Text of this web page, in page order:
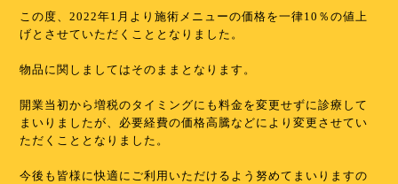
この度、2022年1月より施術メニューの価格を一律10％の値上
げとさせていただくこととなりました。
物品に関しましてはそのままとなります。
開業当初から増税のタイミングにも料金を変更せずに診療して
まいりましたが、必要経費の価格高騰などにより変更させてい
ただくこととなりました。
今後も皆様に快適にご利用いただけるよう努めてまいりますの